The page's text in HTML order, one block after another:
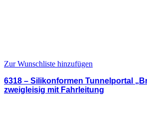
Zur Wunschliste hinzufügen
6318 – Silikonformen Tunnelportal
zweigleisig mit Fahrleitung